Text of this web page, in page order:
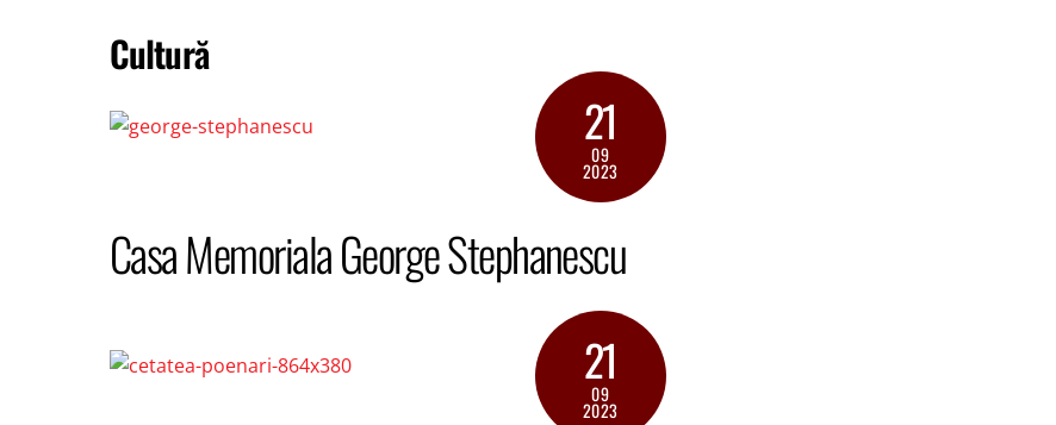
Cultură
21
09
2023
Casa Memoriala George Stephanescu
21
09
2023